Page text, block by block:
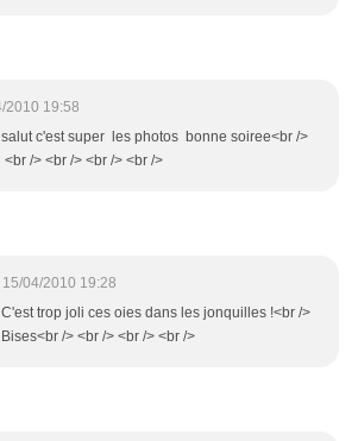
2010 19:58
salut c'est super les photos bonne soiree<br />
/> <br /> <br /> <br />
15/04/2010 19:28
trop joli ces oies dans les jonquilles !<br />
/> <br /> <br /> <br />